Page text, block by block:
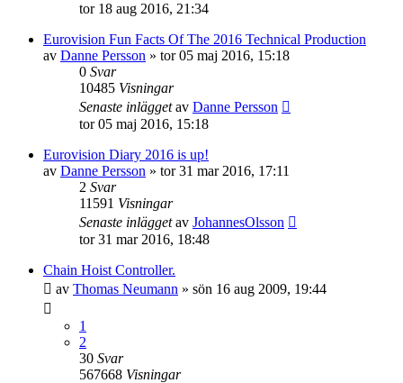
tor 18 aug 2016, 21:34
Eurovision Fun Facts Of The 2016 Technical Production
av Danne Persson » tor 05 maj 2016, 15:18
0 Svar
10485 Visningar
Senaste inläggetav Danne Persson
tor 05 maj 2016, 15:18
Eurovision Diary 2016 is up!
av Danne Persson » tor 31 mar 2016, 17:11
2 Svar
11591 Visningar
Senaste inläggetav JohannesOlsson
tor 31 mar 2016, 18:48
Chain Hoist Controller.
av Thomas Neumann » sön 16 aug 2009, 19:44
1
2
30 Svar
567668 Visningar